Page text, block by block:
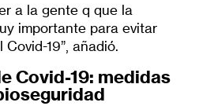
a la gente q que la
importante para evitar
19”, añadió.
Covid-19: medidas